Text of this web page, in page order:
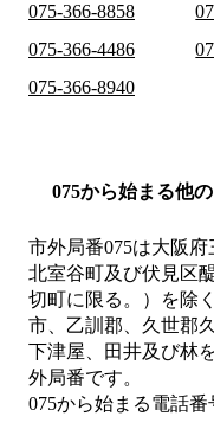
075-366-8858
075-366-4486
075-366-8940
075から始まる他
市外局番075は大阪府
北室谷町及び伏見区
切町に限る。）を除
市、乙訓郡、久世郡
下津屋、田井及び林
外局番です。
075から始まる電話番